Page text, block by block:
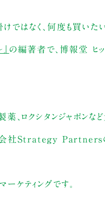
ではなく、何度も買いた
の編著者で、博報堂 ヒ
薬、ロクシタンジャポン
会社Strategy Partnersの
ケティングです。